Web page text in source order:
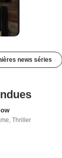
news séries
,Thriller